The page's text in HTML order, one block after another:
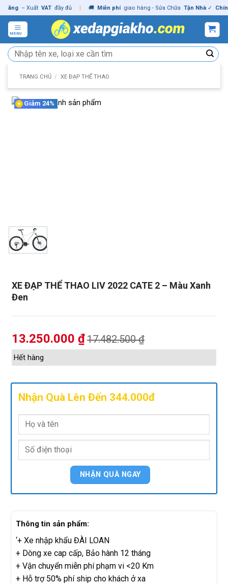
Skip
to
content
– Xuất VAT đầy đủ | 🚚 Miễn phí giao hàng - Sửa Chữa Tận Nhà ✓ Chính
MENU
Tìm
kiếm:
TRANG CHỦ / XE ĐẠP THỂ THAO
XE ĐẠP THỂ THAO LIV 2022 CATE 2 – Màu Xanh
Đen
Giảm 24%
13.250.000 ₫17.482.500₫
Hết hàng
Nhận Quà Lên Đến 344.000đ
Thông tin sản phẩm:
‘+ Xe nhập khẩu ĐÀI LOAN
+ Dòng xe cap cấp, Bảo hành 12 tháng
+ Vận chuyển miễn phí phạm vi <20 Km
+ Hỗ trợ 50% phí ship cho khách ở xa